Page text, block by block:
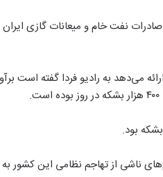
نفت خام و میعانات گازی ایران
می‌دهد به رادیو فردا گفته است
ناشی از تهاجم نظامی این کشور